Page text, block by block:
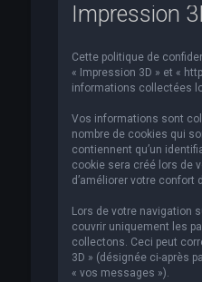
Impression
Cette politique de
« Impression 3D » et «
informations collectées
Vos informations sont
nombre de cookies qui
contiennent qu’un
cookie sera créé lors de
d’améliorer votre confort
Lors de votre navigation
couvrir uniquement les
collectons. Ceci peut
3D » (désignée ci-après
« vos messages »).